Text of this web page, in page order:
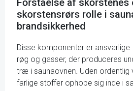
Forståelse af skorstenes
skorstensrørs rolle i
brandsikkerhed
Disse komponenter er
røg og gasser, der produceres
træ i saunaovnen. Uden ordentlig
farlige stoffer ophobe sig inde i